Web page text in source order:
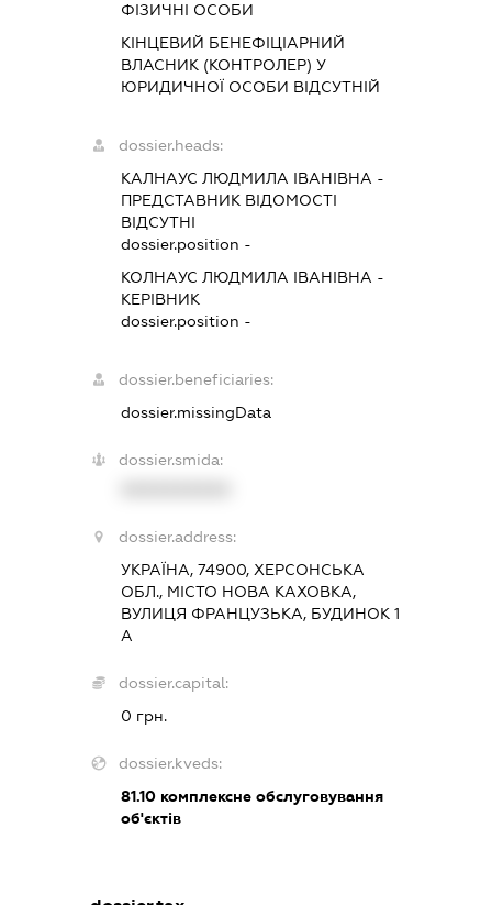
ФІЗИЧНІ ОСОБИ
КІНЦЕВИЙ БЕНЕФІЦІАРНИЙ
ВЛАСНИК (КОНТРОЛЕР) У
ЮРИДИЧНОЇ ОСОБИ ВІДСУТНІЙ
dossier.heads:
КАЛНАУС ЛЮДМИЛА ІВАНІВНА -
ПРЕДСТАВНИК ВІДОМОСТІ
ВІДСУТНІ
dossier.position -
КОЛНАУС ЛЮДМИЛА ІВАНІВНА -
КЕРІВНИК
dossier.position -
dossier.beneficiaries:
dossier.missingData
dossier.smida:
dossier.address:
УКРАЇНА, 74900, ХЕРСОНСЬКА
ОБЛ., МІСТО НОВА КАХОВКА,
ВУЛИЦЯ ФРАНЦУЗЬКА, БУДИНОК 1
А
dossier.capital:
0 грн.
dossier.kveds:
81.10 комплексне обслуговування
об'єктів